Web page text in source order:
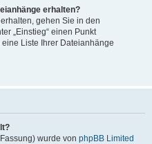
erhalten?
gehen Sie in den
„Einstieg“ einen Punkt
Liste Ihrer Dateianhänge
wurde von phpBB Limited